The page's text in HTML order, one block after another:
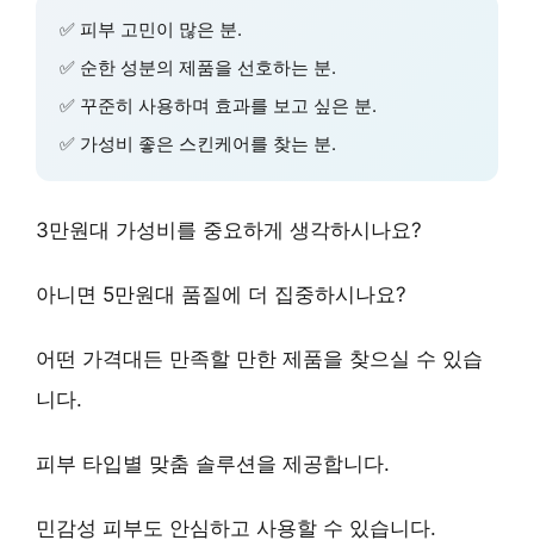
✅ 피부 고민이 많은 분.
✅ 순한 성분의 제품을 선호하는 분.
✅ 꾸준히 사용하며 효과를 보고 싶은 분.
✅ 가성비 좋은 스킨케어를 찾는 분.
3만원대 가성비 를 중요하게 생각하시나요?
아니면 5만원대 품질에 더 집중하시나요?
어떤 가격대든 만족할 만한 제품을 찾으실 수 있습
니다.
피부 타입 별 맞춤 솔루션을 제공합니다.
민감성 피부도 안심하고 사용할 수 있습니다.